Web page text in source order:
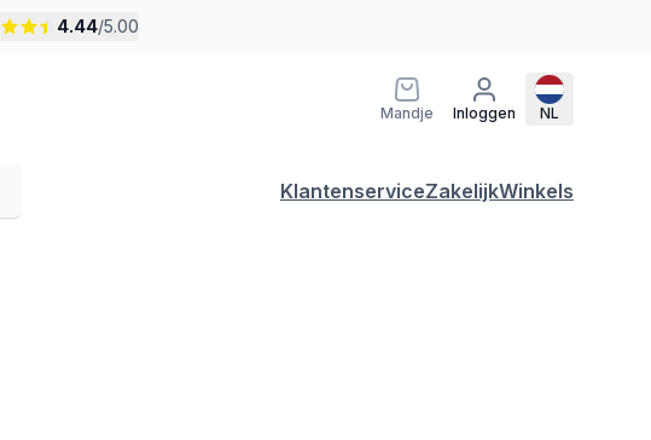
4.44/5.00
Mandje Inloggen NL
KlantenserviceZakelijkWinkels